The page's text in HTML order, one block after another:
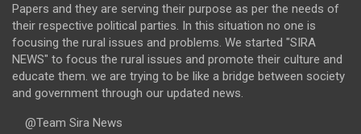
Papers and they are serving their purpose as per the needs of
their respective political parties. In this situation no one is
focusing the rural issues and problems. We started "SIRA
NEWS" to focus the rural issues and promote their culture and
educate them. we are trying to be like a bridge between society
and government through our updated news.
@Team Sira News